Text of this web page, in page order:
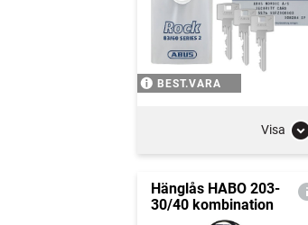
BEST.VARA
Visa
Hänglås HABO 203-
30/40 kombination